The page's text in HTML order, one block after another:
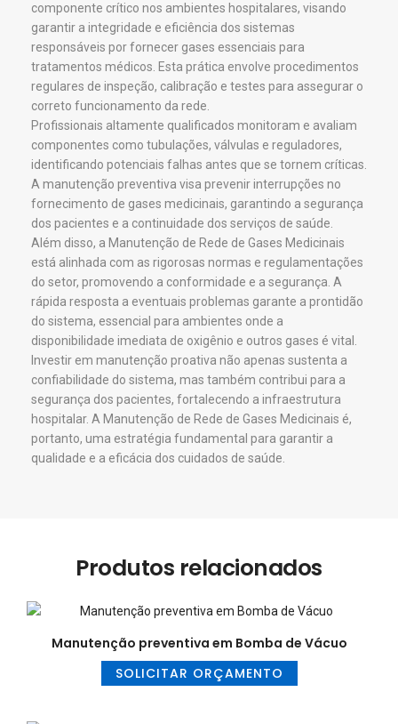
componente crítico nos ambientes hospitalares, visando
garantir a integridade e eficiência dos sistemas
responsáveis por fornecer gases essenciais para
tratamentos médicos. Esta prática envolve procedimentos
regulares de inspeção, calibração e testes para assegurar o
correto funcionamento da rede.
Profissionais altamente qualificados monitoram e avaliam
componentes como tubulações, válvulas e reguladores,
identificando potenciais falhas antes que se tornem críticas.
A manutenção preventiva visa prevenir interrupções no
fornecimento de gases medicinais, garantindo a segurança
dos pacientes e a continuidade dos serviços de saúde.
Além disso, a Manutenção de Rede de Gases Medicinais
está alinhada com as rigorosas normas e regulamentações
do setor, promovendo a conformidade e a segurança. A
rápida resposta a eventuais problemas garante a prontidão
do sistema, essencial para ambientes onde a
disponibilidade imediata de oxigênio e outros gases é vital.
Investir em manutenção proativa não apenas sustenta a
confiabilidade do sistema, mas também contribui para a
segurança dos pacientes, fortalecendo a infraestrutura
hospitalar. A Manutenção de Rede de Gases Medicinais é,
portanto, uma estratégia fundamental para garantir a
qualidade e a eficácia dos cuidados de saúde.
Produtos relacionados
Manutenção preventiva em Bomba de Vácuo
SOLICITAR ORÇAMENTO